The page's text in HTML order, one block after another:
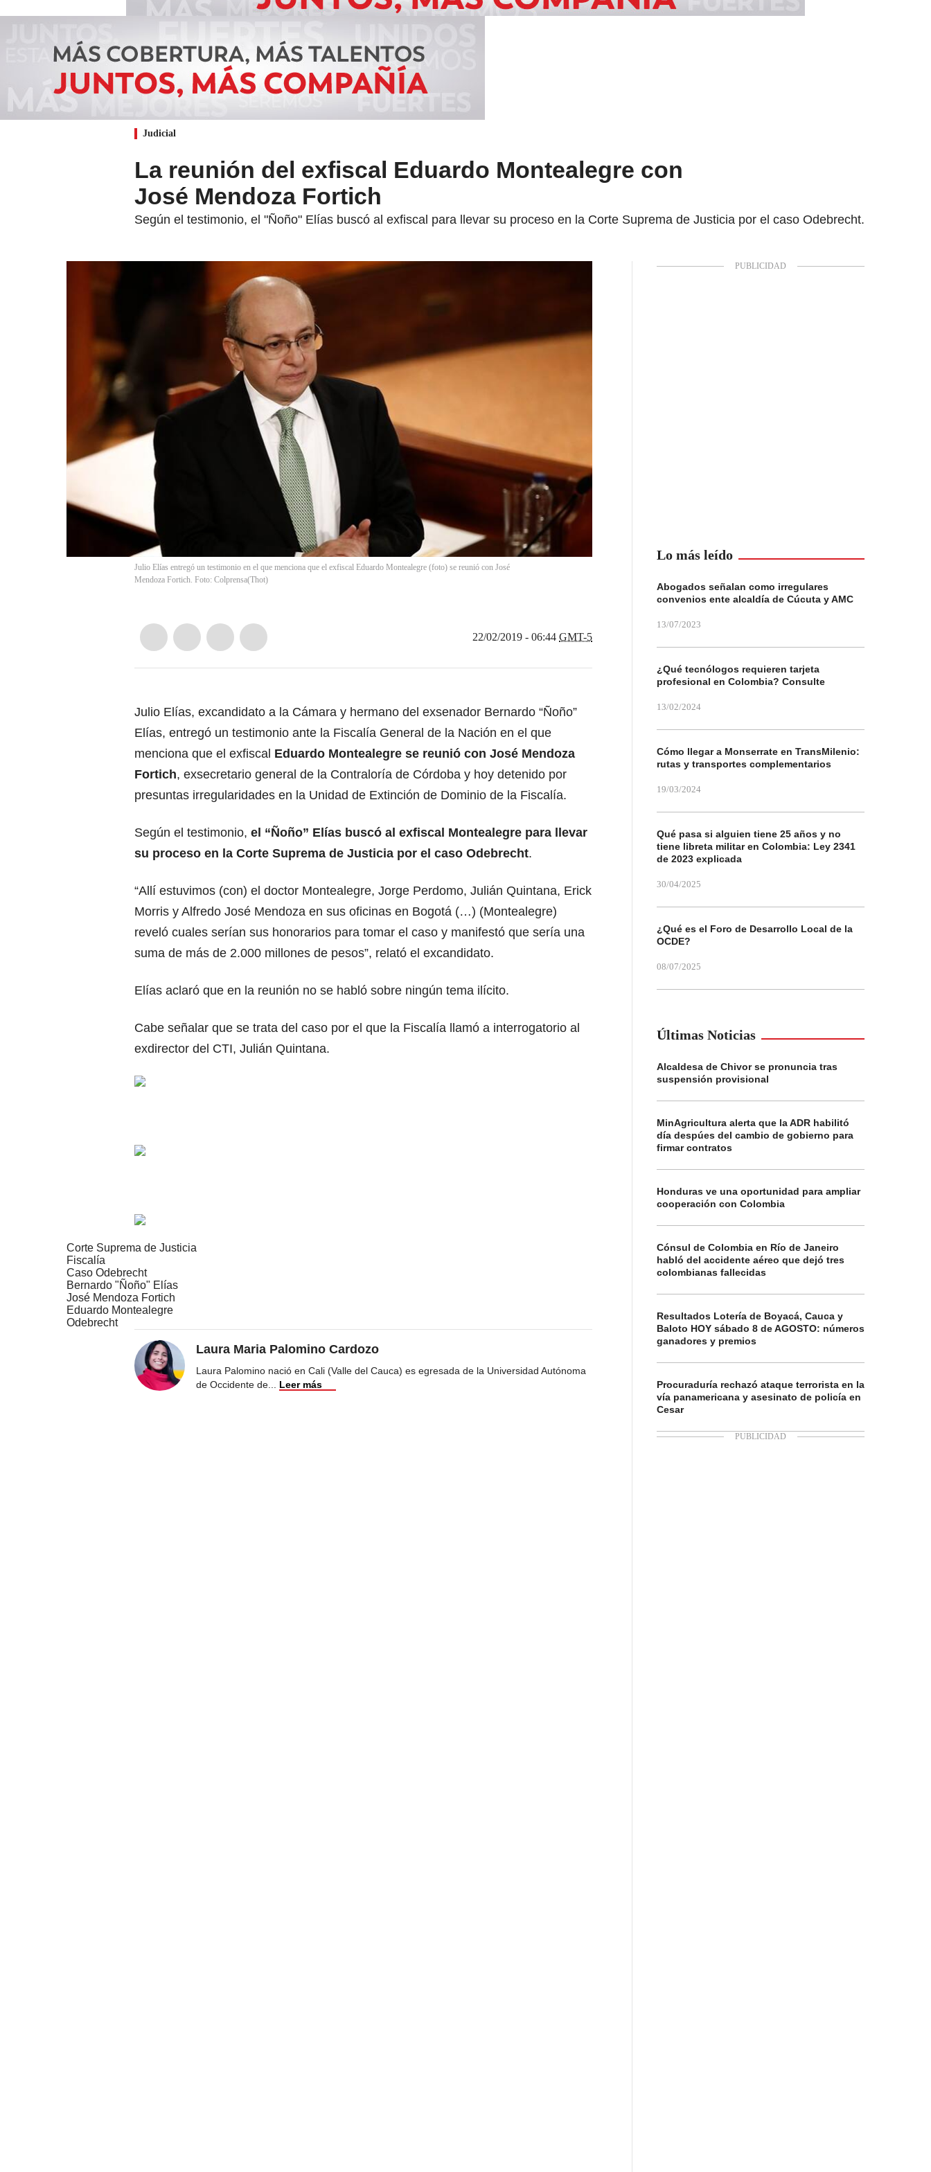
Judicial
La reunión del exfiscal Eduardo Montealegre con
José Mendoza Fortich
Según el testimonio, el "Ñoño" Elías buscó al exfiscal para llevar su proceso en la Corte Suprema de Justicia por el caso Odebrecht.
Julio Elías entregó un testimonio en el que menciona que el exfiscal Eduardo Montealegre (foto) se reunió con José
Mendoza Fortich. Foto: Colprensa(Thot)
22/02/2019 - 06:44 GMT-5
Julio Elías, excandidato a la Cámara y hermano del exsenador Bernardo “Ñoño”
Elías, entregó un testimonio ante la Fiscalía General de la Nación en el que
menciona que el exfiscal Eduardo Montealegre se reunió con José Mendoza
Fortich, exsecretario general de la Contraloría de Córdoba y hoy detenido por
presuntas irregularidades en la Unidad de Extinción de Dominio de la Fiscalía.
Según el testimonio, el “Ñoño” Elías buscó al exfiscal Montealegre para llevar
su proceso en la Corte Suprema de Justicia por el caso Odebrecht.
“Allí estuvimos (con) el doctor Montealegre, Jorge Perdomo, Julián Quintana, Erick
Morris y Alfredo José Mendoza en sus oficinas en Bogotá (…) (Montealegre)
reveló cuales serían sus honorarios para tomar el caso y manifestó que sería una
suma de más de 2.000 millones de pesos”, relató el excandidato.
Elías aclaró que en la reunión no se habló sobre ningún tema ilícito.
Cabe señalar que se trata del caso por el que la Fiscalía llamó a interrogatorio al
exdirector del CTI, Julián Quintana.
Corte Suprema de Justicia
Fiscalía
Caso Odebrecht
Bernardo "Ñoño" Elías
José Mendoza Fortich
Eduardo Montealegre
Odebrecht
Laura Maria Palomino Cardozo
Laura Palomino nació en Cali (Valle del Cauca) es egresada de la Universidad Autónoma
de Occidente de
Leer más
Lo más leído
Abogados señalan como irregulares
convenios ente alcaldía de Cúcuta y AMC
13/07/2023
¿Qué tecnólogos requieren tarjeta
profesional en Colombia? Consulte
13/02/2024
Cómo llegar a Monserrate en TransMilenio:
rutas y transportes complementarios
19/03/2024
Qué pasa si alguien tiene 25 años y no
tiene libreta militar en Colombia: Ley 2341
de 2023 explicada
30/04/2025
¿Qué es el Foro de Desarrollo Local de la
OCDE?
08/07/2025
Últimas Noticias
Alcaldesa de Chivor se pronuncia tras
suspensión provisional
MinAgricultura alerta que la ADR habilitó
día despúes del cambio de gobierno para
firmar contratos
Honduras ve una oportunidad para ampliar
cooperación con Colombia
Cónsul de Colombia en Río de Janeiro
habló del accidente aéreo que dejó tres
colombianas fallecidas
Resultados Lotería de Boyacá, Cauca y
Baloto HOY sábado 8 de AGOSTO: números
ganadores y premios
Procuraduría rechazó ataque terrorista en la
vía panamericana y asesinato de policía en
Cesar